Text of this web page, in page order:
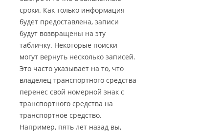
сроки. Как только информация
будет предоставлена, записи
будут возвращены на эту
табличку. Некоторые поиски
могут вернуть несколько записей.
Это часто указывает на то, что
владелец транспортного средства
перенес свой номерной знак с
транспортного средства на
транспортное средство.
Например, пять лет назад вы,